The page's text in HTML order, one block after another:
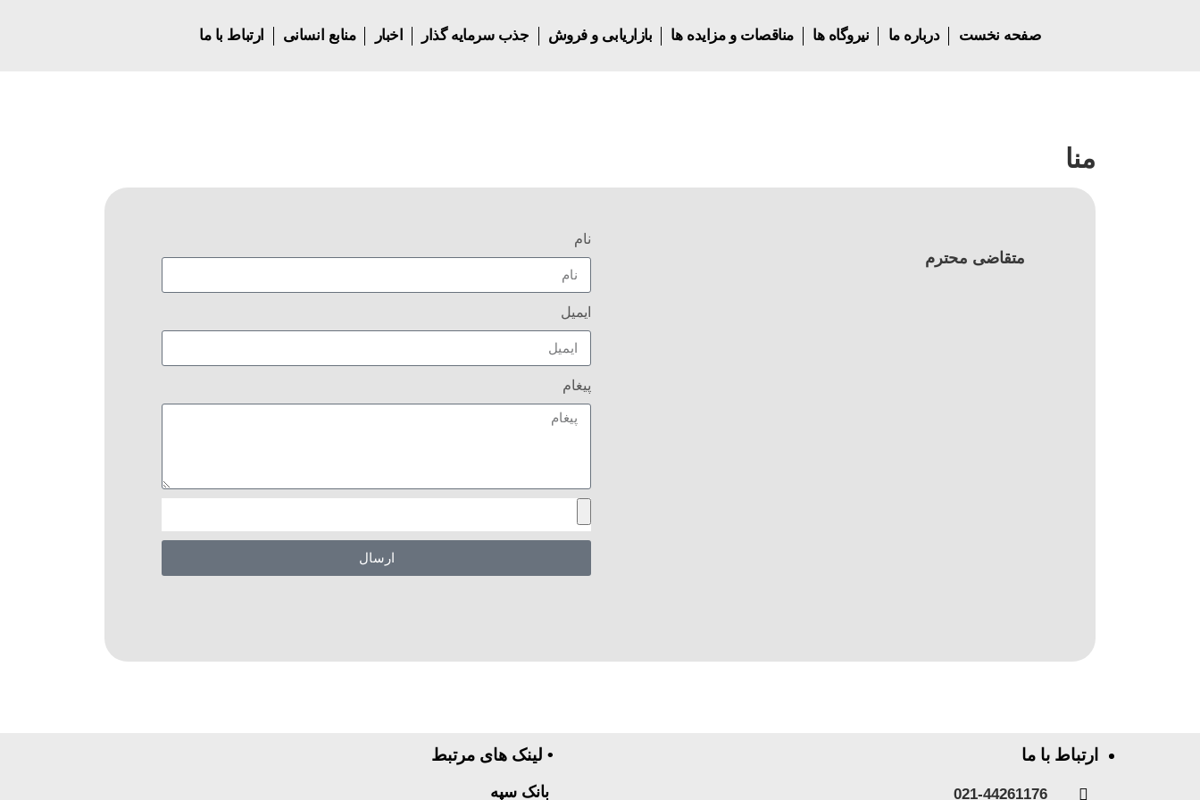
صفحه نخست درباره ما نیروگاه ها مناقصات و مزایده ها بازاریابی و فروش جذب سرمایه گذار اخبار منابع انسانی ارتباط با ما
منا
متقاضی محترم
نام
ایمیل
پیغام
ارسال
ارتباط با ما
021-44261176
• لینک های مرتبط
بانک سپه